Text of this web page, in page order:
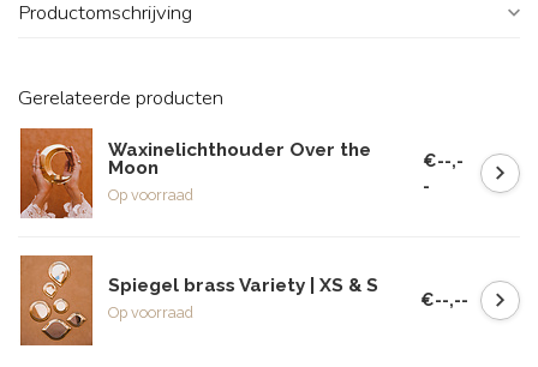
Productomschrijving
Gerelateerde producten
Waxinelichthouder Over the
Moon
Op voorraad
€--,-
-
Spiegel brass Variety | XS & S
Op voorraad
€--,--